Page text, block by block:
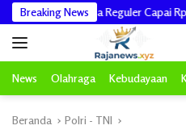
Langsung
ke
konten
Breaking News
Reguler Capai Rp.1,458 Triliun
News Olahraga Kebudayaan
Beranda Polri - TNI